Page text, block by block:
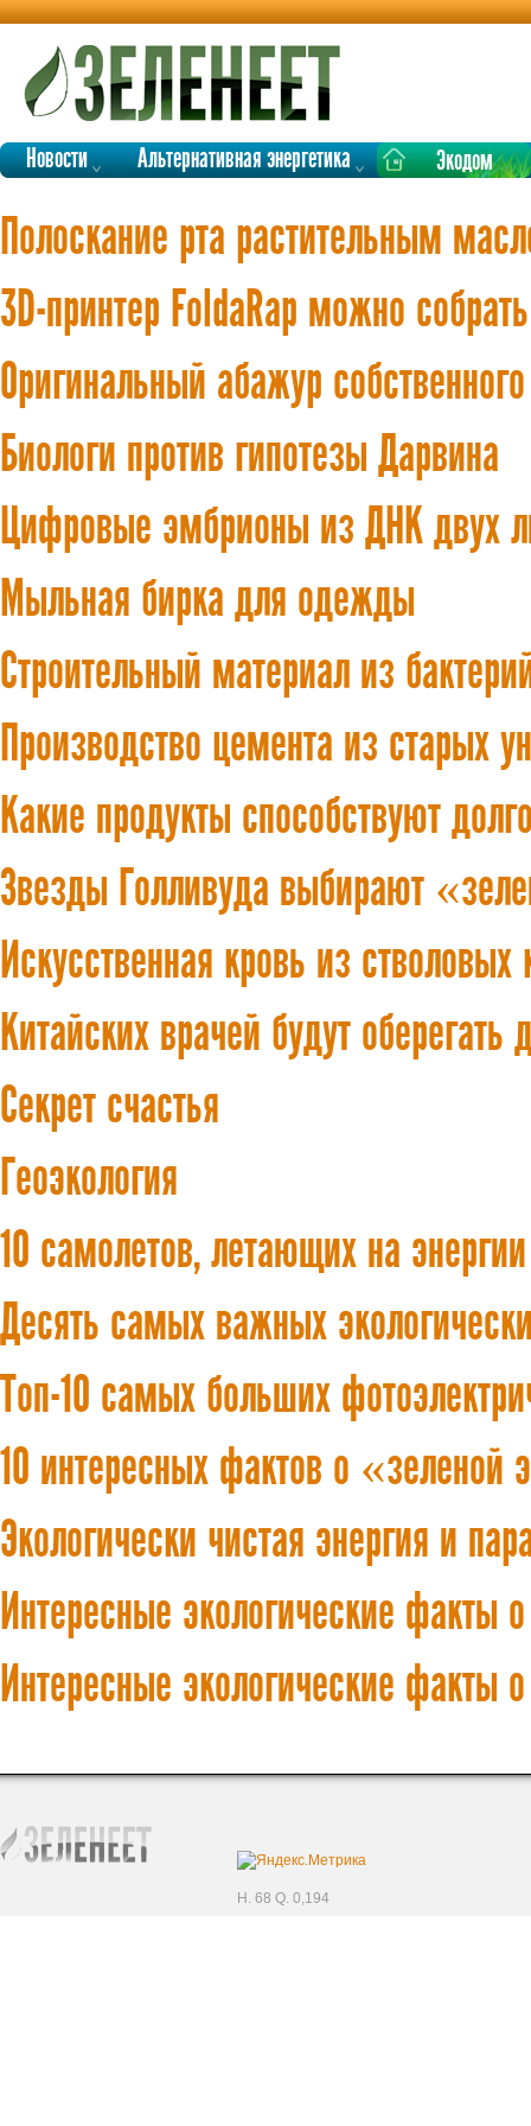
Новости Альтернативная энергетика Экодом
Полоскание рта растительным
3D-принтер FoldaRap можно
Оригинальный абажур
Биологи против гипотезы Дарвина
Цифровые эмбрионы из ДНК двух
Мыльная бирка для одежды
Строительный материал из
Производство цемента из старых
Какие продукты способствуют
Звезды Голливуда выбирают
Искусственная кровь из стволовых
Китайских врачей будут оберегать
Секрет счастья
Геоэкология
10 самолетов, летающих на
Десять самых важных
Топ-10 самых больших
10 интересных фактов о «зеленой
Экологически чистая энергия и
Интересные экологические факты
Интересные экологические факты
H. 68 Q. 0,194